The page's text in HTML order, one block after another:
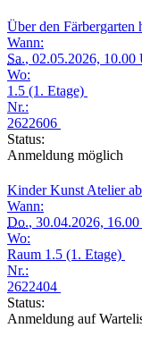
Über den Färbergarten
Wann:
Sa., 02.05.2026, 10.00
Wo:
1.5 (1. Etage)
Nr.:
2622606
Status:
Anmeldung möglich
Kinder Kunst Atelier
Wann:
Do., 30.04.2026,
Wo:
Raum 1.5 (1. Etage)
Nr.:
2622404
Status:
Anmeldung auf